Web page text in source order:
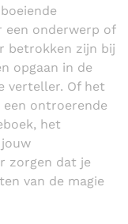
een onderwerp of
betrokken zijn bij
opgaan in de
verteller. Of het
ontroerende
het
zorgen dat je
van de magie